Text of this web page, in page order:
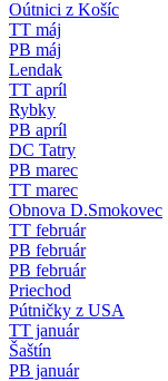
Oútnici z Košíc
TT máj
PB máj
Lendak
TT apríl
Rybky
PB apríl
DC Tatry
PB marec
TT marec
Obnova D.Smokovec
TT február
PB február
PB február
Priechod
Pútničky z USA
TT január
Šaštín
PB január